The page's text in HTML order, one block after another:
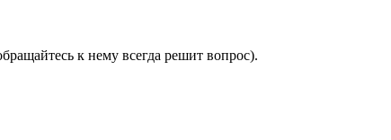
к нему всегда решит вопрос).